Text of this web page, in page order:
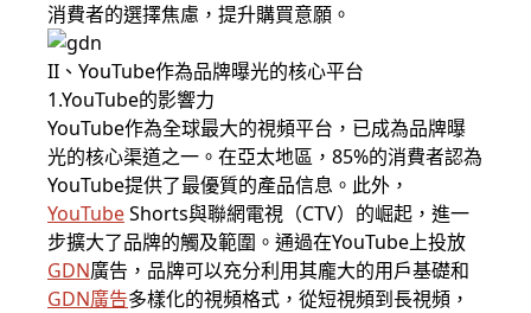
消費者的選擇焦慮，提升購買意願。
II、YouTube作為品牌曝光的核心平台
1.YouTube的影響力
YouTube作為全球最大的視頻平台，已成為品牌曝
光的核心渠道之一。在亞太地區，85%的消費者認為
YouTube提供了最優質的產品信息。此外，
YouTubeShorts與聯網電視（CTV）的崛起，進一
步擴大了品牌的觸及範圍。通過在YouTube上投放
GDN廣告，品牌可以充分利用其龐大的用戶基礎和
GDN廣告多樣化的視頻格式，從短視頻到長視頻，